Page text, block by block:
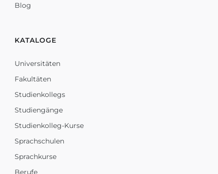
Blog
KATALOGE
Universitäten
Fakultäten
Studienkollegs
Studiengänge
Studienkolleg-Kurse
Sprachschulen
Sprachkurse
Berufe